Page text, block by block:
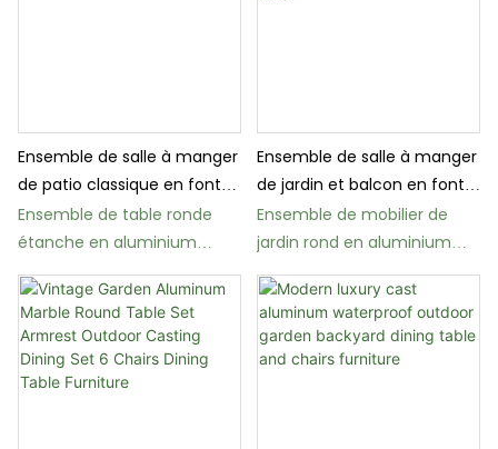
Ensemble de salle à manger
de patio classique en fonte
d'aluminium
Ensemble de table ronde
étanche en aluminium
moulé CT06
Ensemble de salle à manger
de jardin et balcon en fonte
d'aluminium de luxe
Ensemble de mobilier de
jardin rond en aluminium
CT05, gain de place